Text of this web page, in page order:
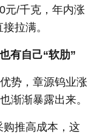
元/千克，年内涨
拉满。
有自己“软肋”
势，章源钨业涨
渐渐暴露出来。
推高成本，这